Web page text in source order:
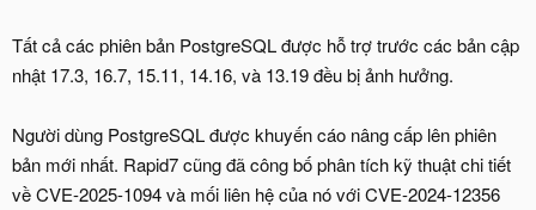
Tất cả các phiên bản PostgreSQL được hỗ trợ trước các bản cập
nhật 17.3, 16.7, 15.11, 14.16, và 13.19 đều bị ảnh hưởng.
Người dùng PostgreSQL được khuyến cáo nâng cấp lên phiên
bản mới nhất. Rapid7 cũng đã công bố phân tích kỹ thuật chi tiết
về CVE-2025-1094 và mối liên hệ của nó với CVE-2024-12356